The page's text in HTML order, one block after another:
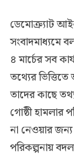
ডেমোক্র্যাট
সংবাদমাধ্যমে
৪ মার্চের সব
তথ্যের
তাদের কাছে
গোষ্ঠী
না নেওয়ার
পরিকল্পনায়